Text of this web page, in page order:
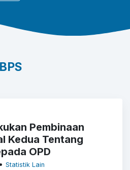
Pembinaan
Kedua Tentang
OPD
• Statistik Lain